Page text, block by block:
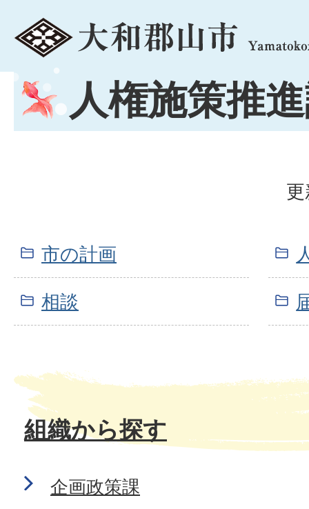
menu
人権施策推
市の計画
相談
組織から探す
企画政策課